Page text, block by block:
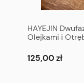
HAYEJIN
Olejkami i
125,00 zł